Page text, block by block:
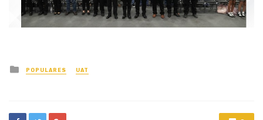
Posted
in
POPULARES UAT